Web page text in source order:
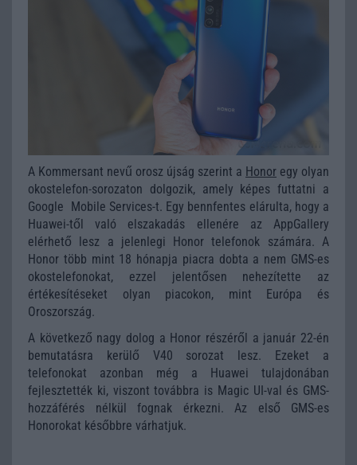
A Kommersant nevű orosz újság szerint a Honor egy olyan
okostelefon-sorozaton dolgozik, amely képes futtatni a
Google Mobile Services-t. Egy bennfentes elárulta, hogy a
Huawei-től való elszakadás ellenére az AppGallery
elérhető lesz a jelenlegi Honor telefonok számára. A
Honor több mint 18 hónapja piacra dobta a nem GMS-es
okostelefonokat, ezzel jelentősen nehezítette az
értékesítéseket olyan piacokon, mint Európa és
Oroszország.
A következő nagy dolog a Honor részéről a január 22-én
bemutatásra kerülő V40 sorozat lesz. Ezeket a
telefonokat azonban még a Huawei tulajdonában
fejlesztették ki, viszont továbbra is Magic UI-val és GMS-
hozzáférés nélkül fognak érkezni. Az első GMS-es
Honorokat későbbre várhatjuk.